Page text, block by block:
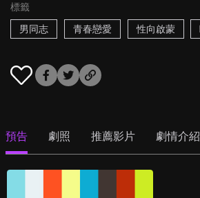
標籤
男同志
青春戀愛 性向啟蒙
預告 劇照 推薦影片 劇情介紹